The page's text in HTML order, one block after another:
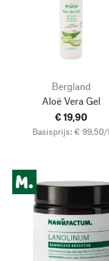
Bergland
Aloë Vera Gel
€ 19,90
Basisprijs: € 99,50/l